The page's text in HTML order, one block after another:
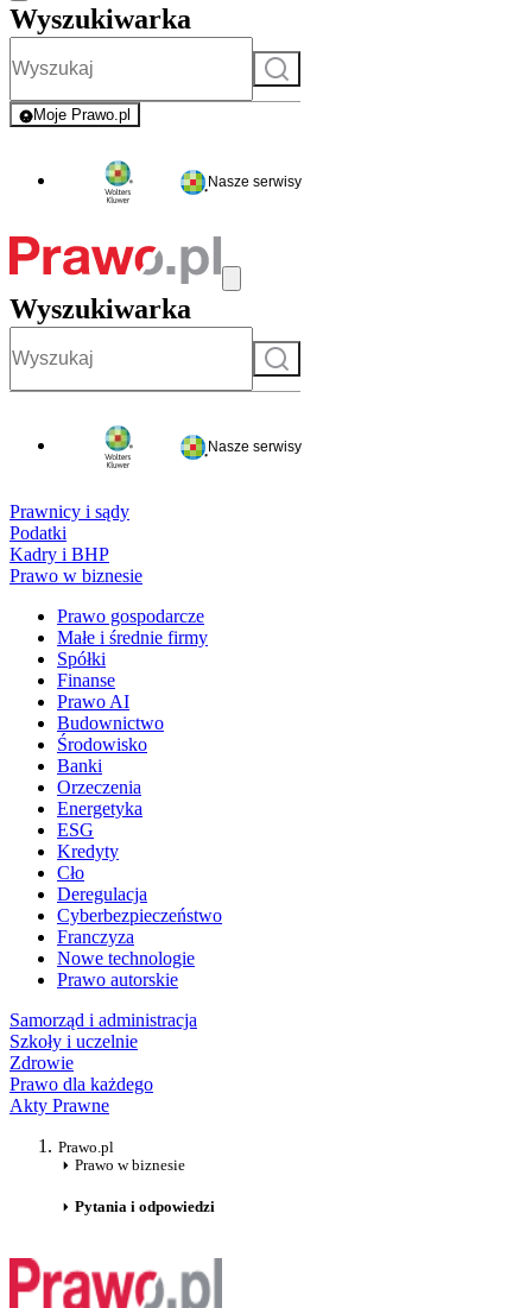
Wyszukiwarka
Szukaj
Moje Prawo.pl
- rejestracja i logowanie do serwisu
Nasze serwisy
Wyszukiwarka
Szukaj
Nasze serwisy
Prawnicy i sądy
Podatki
Kadry i BHP
Prawo w biznesie
Prawo gospodarcze
Małe i średnie firmy
Spółki
Finanse
Prawo AI
Budownictwo
Środowisko
Banki
Orzeczenia
Energetyka
ESG
Kredyty
Cło
Deregulacja
Cyberbezpieczeństwo
Franczyza
Nowe technologie
Prawo autorskie
Samorząd i administracja
Szkoły i uczelnie
Zdrowie
Prawo dla każdego
Akty Prawne
Prawo.pl
Prawo w biznesie
Pytania i odpowiedzi